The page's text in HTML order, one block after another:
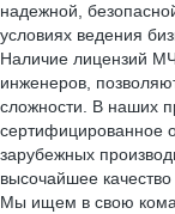
надежной,
условиях ведения
Наличие лицензий
инженеров,
сложности. В наших
сертифицированное
зарубежных
высочайшее
Мы ищем в свою